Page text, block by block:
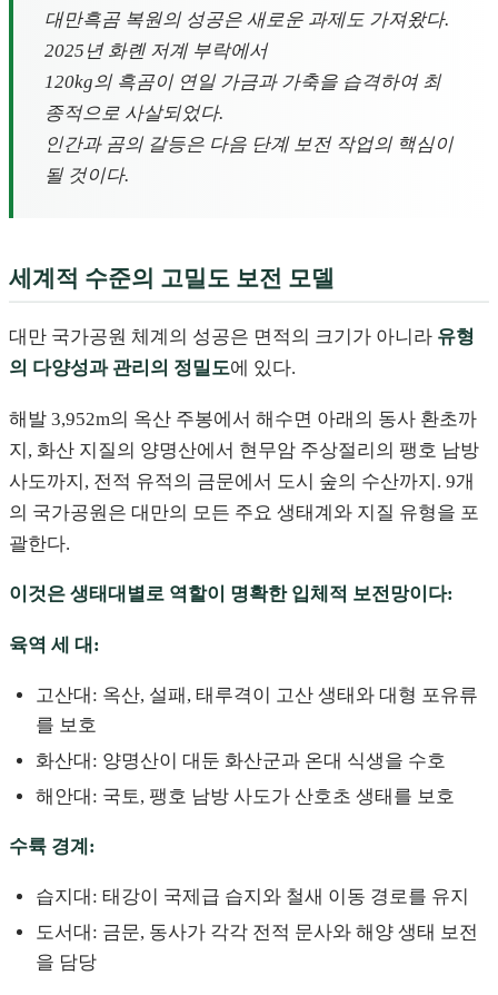
대만흑곰 복원의 성공은 새로운 과제도 가져왔다.
2025년 화롄 저계 부락에서
120kg의 흑곰이 연일 가금과 가축을 습격하여 최
종적으로 사살되었다.
인간과 곰의 갈등은 다음 단계 보전 작업의 핵심이
될 것이다.
세계적 수준의 고밀도 보전 모델
대만 국가공원 체계의 성공은 면적의 크기가 아니라 유형
의 다양성과 관리의 정밀도에 있다.
해발 3,952m의 옥산 주봉에서 해수면 아래의 동사 환초까
지, 화산 지질의 양명산에서 현무암 주상절리의 팽호 남방
사도까지, 전적 유적의 금문에서 도시 숲의 수산까지. 9개
의 국가공원은 대만의 모든 주요 생태계와 지질 유형을 포
괄한다.
이것은 생태대별로 역할이 명확한 입체적 보전망이다:
육역 세 대:
고산대: 옥산, 설패, 태루격이 고산 생태와 대형 포유류
를 보호
화산대: 양명산이 대둔 화산군과 온대 식생을 수호
해안대: 국토, 팽호 남방 사도가 산호초 생태를 보호
수륙 경계:
습지대: 태강이 국제급 습지와 철새 이동 경로를 유지
도서대: 금문, 동사가 각각 전적 문사와 해양 생태 보전
을 담당